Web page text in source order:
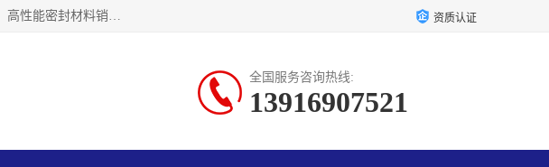
沈阳默塔化学有限公司经营范围包括：化工产品销售，专用化学产品销售，非食用盐销售，食品添加剂销售，高性能密封材料销售，涂料销售，合成材料销售，工程塑料及合成树脂销售等；主要产品有高纯电子级环丁砜，总金属离子可控制在ppb级别、纯度高、颜色浅、耐高温分解时间长，特别适合于半导体制造，硅片晶圆制造，清洗湿电子化学品，锂电池电解液，电子油墨，特种材料等高端行业；也适用于医药合成。 资质认证
全国服务咨询热线:
13916907521